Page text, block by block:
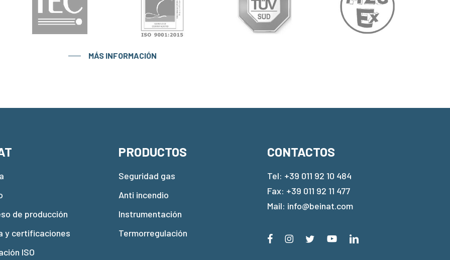
MÁS INFORMACIÓN
de producción
y certificaciones
ISO
PRODUCTOS
Seguridad gas
Anti incendio
Instrumentación
Termorregulación
CONTACTOS
Tel: +39 011 92 10 484
Fax: +39 011 92 11 477
Mail: info@beinat.com